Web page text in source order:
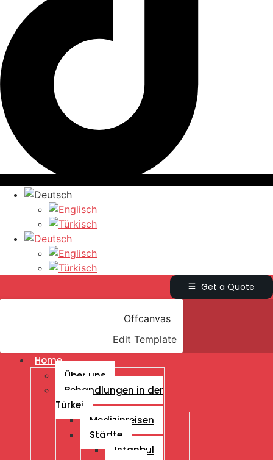
Get a Quote
Offcanvas
Edit Template
Home
Über uns
Behandlungen in der
Türkei
Medizinreisen
Städte
Istanbul